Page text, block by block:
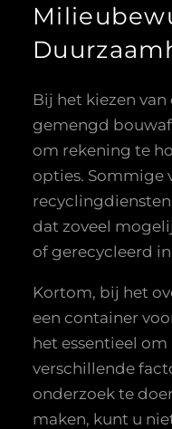
Bij het kiezen
gemengd
om rekening te
opties. Sommige
dat zoveel
of gerecycleerd
Kortom, bij het
een container
het essentieel
verschillende
onderzoek te
maken, kunt u